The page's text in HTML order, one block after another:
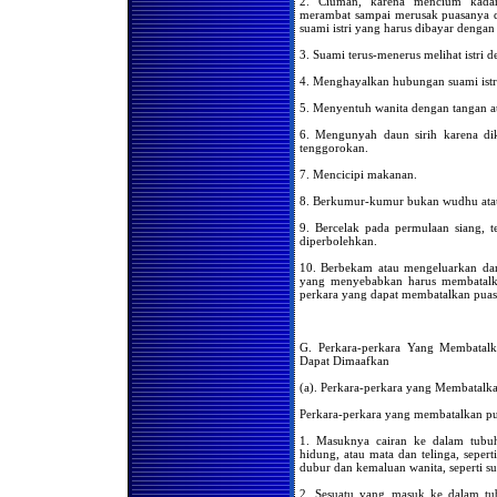
Jika seorang musafir masuk
masjid di saat orang sedang
shalat jama'ah Isya' dan ia
belum shalat maghrib.
Bolehkah bagi kaum wanita
untuk berkunjung ke rumah
orang yang sedang terkena
musibah kematian,
kemudian melakukan shalat
jenazah berjama'ah dirumah
tersebut ?
Apabila seseorang tidak
melakukan shalat fardlu
selama 3 tahun tanpa uzur,
kemudian bertaubat , apakah
dia harus mengqodha shalat
tersebut ?
Apabila suatu jama'ah
melakukan shalat tidak
menghadap qiblah,
bagaimanakah hukumnya ?
Membangunkan Tamu
Untuk Shalat Shubuh
Doa-Doa Menjelang Azan
Shubuh
Bacaan Sebelum Imam Naik
Mimbar Pada Hari Jum'at
Shalat Tasbih
Hukum Wirid Secara
Jama'ah/Bersama-sama
Setelah Setiap Shalat Fardhu
merambat sampai merusak
suami istri yang harus dibayar
3. Suami terus-menerus melihat istri
4. Menghayalkan hubungan suami
5. Menyentuh wanita dengan tangan
6. Mengunyah daun sirih karena
tenggorokan.
7. Mencicipi makanan.
8. Berkumur-kumur bukan wudhu
9. Bercelak pada permulaan siang,
diperbolehkan.
10. Berbekam atau mengeluarkan
yang menyebabkan harus
perkara yang dapat membatalkan
G. Perkara-perkara Yang
Dapat Dimaafkan
(a). Perkara-perkara yang
Perkara-perkara yang membatalkan
1. Masuknya cairan ke dalam
hidung, atau mata dan telinga,
dubur dan kemaluan wanita, seperti
2. Sesuatu yang masuk ke dalam